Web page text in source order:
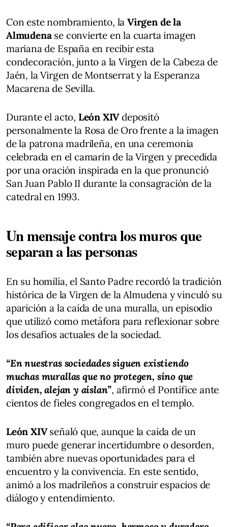
Con este nombramiento, laVirgen de la
Almudenase convierte en la cuarta imagen
mariana de España en recibir esta
condecoración, junto a la Virgen de la Cabeza de
Jaén, la Virgen de Montserrat y la Esperanza
Macarena de Sevilla.
Durante el acto, León XIVdepositó
personalmente la Rosa de Oro frente a la imagen
de la patrona madrileña, en una ceremonia
celebrada en el camarín de la Virgen y precedida
por una oración inspirada en la que pronunció
San Juan Pablo II durante la consagración de la
catedral en 1993.
Un mensaje contra los muros que
separan a las personas
En su homilía, el Santo Padre recordó la tradición
histórica de la Virgen de la Almudena y vinculó su
aparición a la caída de una muralla, un episodio
que utilizó como metáfora para reflexionar sobre
los desafíos actuales de la sociedad.
“En nuestras sociedades siguen existiendo
muchas murallas que no protegen, sino que
dividen, alejan y aíslan”, afirmó el Pontífice ante
cientos de fieles congregados en el templo.
León XIVseñaló que, aunque la caída de un
muro puede generar incertidumbre o desorden,
también abre nuevas oportunidades para el
encuentro y la convivencia. En este sentido,
animó a los madrileños a construir espacios de
diálogo y entendimiento.